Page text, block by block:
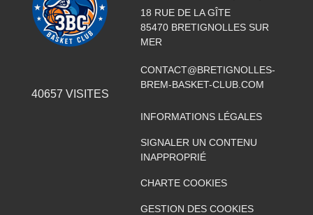
40657 VISITES
18 RUE DE LA GÎTE
85470 BRETIGNOLLES SUR
MER
CONTACT@BRETIGNOLLES-
BREM-BASKET-CLUB.COM
INFORMATIONS LÉGALES
SIGNALER UN CONTENU
INAPPROPRIÉ
CHARTE COOKIES
GESTION DES COOKIES